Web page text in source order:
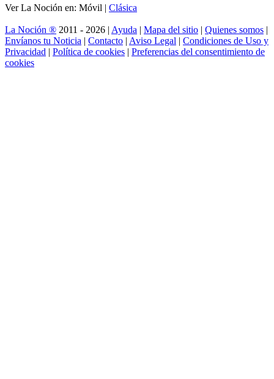
Ver La Noción en: Móvil | Clásica
La Noción ® 2011 - 2026 | Ayuda | Mapa del sitio | Quienes somos |
Envíanos tu Noticia | Contacto | Aviso Legal | Condiciones de Uso y
Privacidad | Política de cookies | Preferencias del consentimiento de
cookies